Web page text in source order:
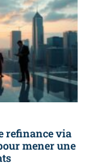
refinance via
mener une